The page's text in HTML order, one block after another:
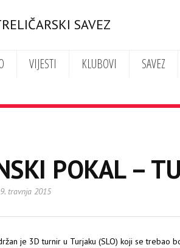
SAVEZ
VIJESTI KLUBOVI
SAVEZ
POKAL –
travnja 2015
je 3D turnir u Turjaku (SLO) koji setrebao